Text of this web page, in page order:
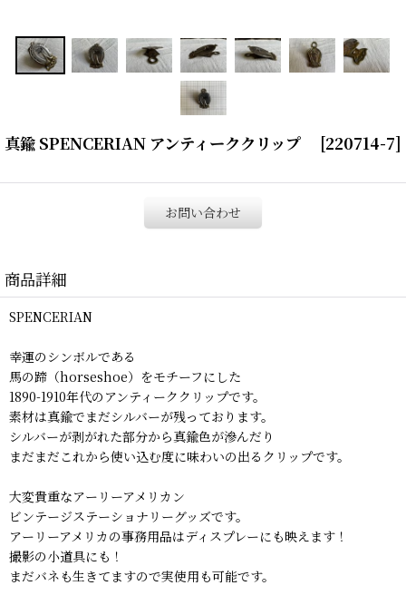
真鍮 SPENCERIAN アンティーククリップ [220714-7]
お問い合わせ
商品詳細
SPENCERIAN
幸運のシンボルである
馬の蹄（horseshoe）をモチーフにした
1890-1910年代のアンティーククリップです。
素材は真鍮でまだシルバーが残っております。
シルバーが剥がれた部分から真鍮色が滲んだり
まだまだこれから使い込む度に味わいの出るクリップです。
大変貴重なアーリーアメリカン
ビンテージステーショナリーグッズです。
アーリーアメリカの事務用品はディスプレーにも映えます！
撮影の小道具にも！
まだバネも生きてますので実使用も可能です。